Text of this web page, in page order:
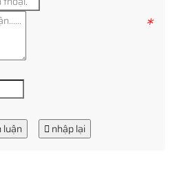
*
luận nhập lại